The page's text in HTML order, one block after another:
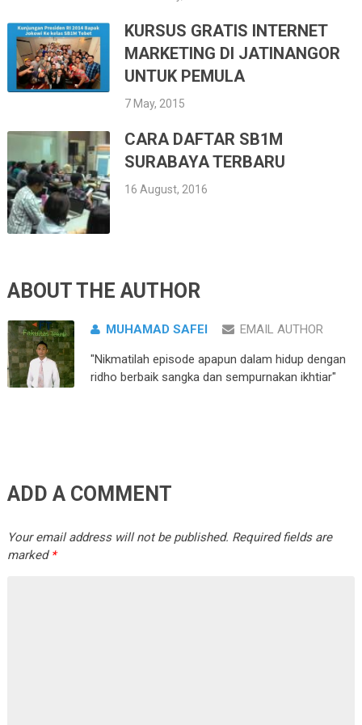
KURSUS GRATIS INTERNET
MARKETING DI JATINANGOR
UNTUK PEMULA
7 May, 2015
CARA DAFTAR SB1M
SURABAYA TERBARU
16 August, 2016
ABOUT THE AUTHOR
MUHAMAD SAFEI EMAIL AUTHOR
"Nikmatilah episode apapun dalam hidup dengan
ridho berbaik sangka dan sempurnakan ikhtiar"
ADD A COMMENT
Your email address will not be published. Required fields are
marked *